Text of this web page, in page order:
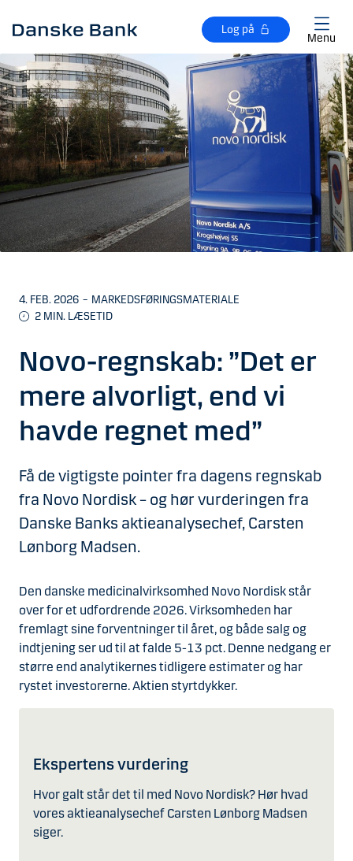
Log på
Menu
4. FEB. 2026 – MARKEDSFØRINGSMATERIALE
2 MIN. LÆSETID
Novo-regnskab: ”Det er
mere alvorligt, end vi
havde regnet med”
Få de vigtigste pointer fra dagens regnskab
fra Novo Nordisk – og hør vurderingen fra
Danske Banks aktieanalysechef, Carsten
Lønborg Madsen.
Den danske medicinalvirksomhed Novo Nordisk står
over for et udfordrende 2026. Virksomheden har
fremlagt sine forventninger til året, og både salg og
indtjening ser ud til at falde 5-13 pct. Denne nedgang er
større end analytikernes tidligere estimater og har
rystet investorerne. Aktien styrtdykker.
Ekspertens vurdering
Hvor galt står det til med Novo Nordisk? Hør hvad
vores aktieanalysechef Carsten Lønborg Madsen
siger.